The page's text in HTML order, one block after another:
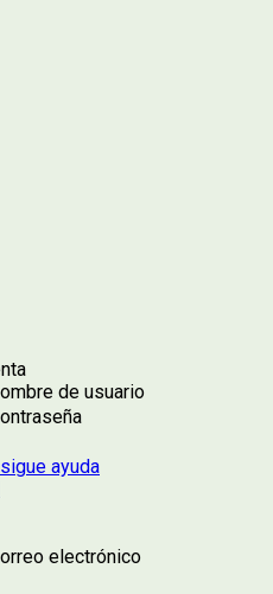
de usuario
ayuda
electrónico